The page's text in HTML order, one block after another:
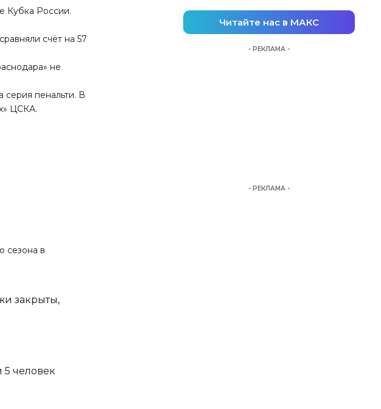
Кубка России.
счёт на 57
не
серия пенальти. В
ЦСКА.
сезона в
закрыты,
человек
Читайте нас в МАКС
- РЕКЛАМА -
- РЕКЛАМА -